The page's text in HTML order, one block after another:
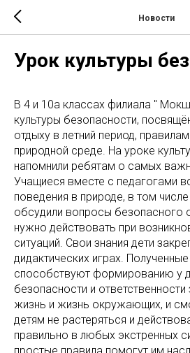
Новости
Урок культуры
В 4 и 10а классах филиала "
культуры безопасности,
отдыху в летний период,
природной среде. На уроке
напомнили ребятам о самых
Учащиеся вместе с педагогами
поведения в природе, в том
обсудили вопросы безопасного
нужно действовать при
ситуаций. Свои знания дети
дидактических играх.
способствуют формированию у
безопасности и
жизнь и жизнь окружающих, и
детям не растеряться и
правильно в любых экстренных